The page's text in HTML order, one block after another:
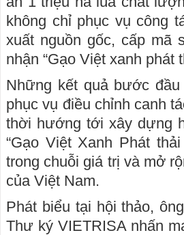
không chỉ phục vụ công
xuất nguồn gốc, cấp mã
nhận “Gạo Việt xanh phát
Những kết quả bước
phục vụ điều chỉnh canh
thời hướng tới xây dựng
“Gạo Việt Xanh Phát
trong chuỗi giá trị và mở
của Việt Nam.
Phát biểu tại hội thảo,
Thư ký VIETRISA nhấn